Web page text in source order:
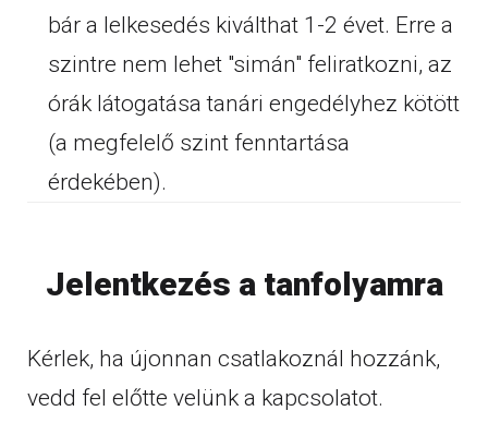
bár a lelkesedés kiválthat 1-2 évet. Erre a
szintre nem lehet "simán" feliratkozni, az
órák látogatása tanári engedélyhez kötött
(a megfelelő szint fenntartása
érdekében).
Jelentkezés a tanfolyamra
Kérlek, ha újonnan csatlakoznál hozzánk,
vedd fel előtte velünk a kapcsolatot.